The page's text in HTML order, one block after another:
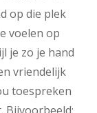
op die plek
voelen op
je zo je hand
vriendelijk
toespreken